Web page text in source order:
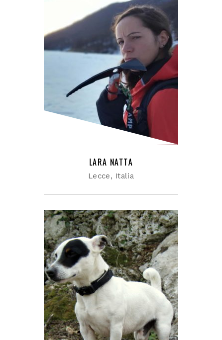
LARA NATTA
Lecce, Italia
Everybody pulled his
weight. Gee our old Lasalle